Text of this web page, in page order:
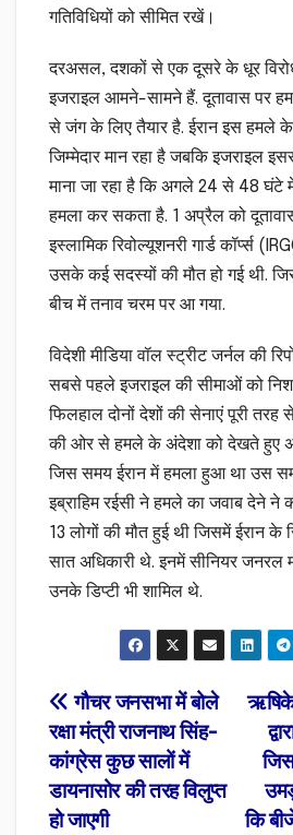
गतिविधियों को सीमित रखें।
दरअसल, दशकों से एक दूसरे के धूर
इजराइल आमने-सामने हैं. दूतावास पर
से जंग के लिए तैयार है. ईरान इस हमले
जिम्मेदार मान रहा है जबकि इजराइल
माना जा रहा है कि अगले 24 से 48 घंटे
हमला कर सकता है. 1 अप्रैल को
इस्लामिक रिवोल्यूशनरी गार्ड कॉर्प्स
उसके कई सदस्यों की मौत हो गई थी.
बीच में तनाव चरम पर आ गया.
विदेशी मीडिया वॉल स्ट्रीट जर्नल की
सबसे पहले इजराइल की सीमाओं को
फिलहाल दोनों देशों की सेनाएं पूरी तरह
की ओर से हमले के अंदेशा को देखते हुए
जिस समय ईरान में हमला हुआ था उस
इब्राहिम रईसी ने हमले का जवाब देने ने
13 लोगों की मौत हुई थी जिसमें ईरान के
सात अधिकारी थे. इनमें सीनियर जनरल
उनके डिप्टी भी शामिल थे.
Post
navigation
कि
गौचर जनसभा में बोले
रक्षा मंत्री राजनाथ सिंह-
कांग्रेस कुछ सालों में
डायनासोर की तरह विलुप्त
हो जाएगी